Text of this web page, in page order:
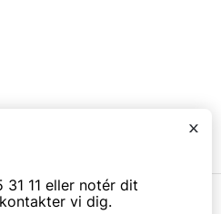
x
31 11 eller notér dit
vi dig.